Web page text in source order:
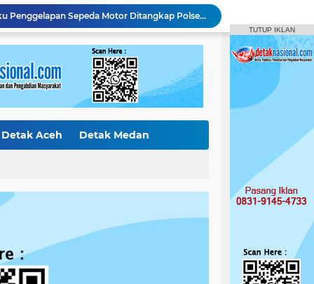
Polsek XIII Koto Kampar Tangkap Pengedar Narkoba di Desa Gunung Bungsu
Ketua DPRD Kampar Apresiasi Fun Run Karang Taruna Tapung Hilir, Warga Antusias Sambut HUT RI.
"BHABINKAMTIBMAS DESA KOTA BANGUN PERIKSA TANAMAN JAGUNG PIPIL – DUKUNG PROGRAM KETAHANAN PANGAN"
Polres Kampar Raih 'Presisi award' dari lemkapi – Dinilai Inovatif Dalam Pelayanan dan Penegakan Hukum
Diduga Jual Buku LKS di Sekolah, Guru UPT SD Negeri 017 Bukit Payung Jadi Sorotan, Disdikpora Kampar Tegaskan Tidak Pernah Beri Izin
Detak Aceh Detak Medan
TUTUP IKLAN